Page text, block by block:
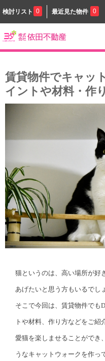
検討リスト 0 最近見た物件 0
賃貸物件でキャッ
イントや材料・作
猫というのは、高い場所が好
あげたいと思う方もいるでし
そこで今回は、賃貸物件でも
トや材料、作り方などをご紹
愛猫を楽しませることができ
うなキャットウォークを作っ